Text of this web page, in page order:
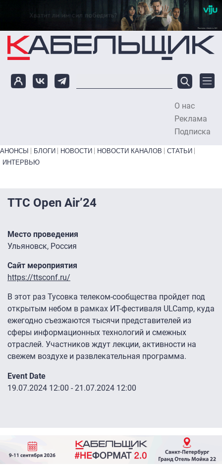
Перейти к основному содержанию
О нас
Реклама
Подписка
Primary links bottom
АНОНСЫ БЛОГИ НОВОСТИ НОВОСТИ КАНАЛОВ
СТАТЬИ
ИНТЕРВЬЮ
ТТС Open Air’24
Место проведения
Ульяновск, Россия
Сайт мероприятия
https://ttsconf.ru/
В этот раз Тусовка телеком-сообщества пройдет под
открытым небом в рамках ИТ-фестиваля ULCamp, куда
ежегодно съезжаются тысячи представителей из
сферы информационных технологий и смежных
отраслей. Участников ждут лекции, активности на
свежем воздухе и развлекательная программа.
Event Date
19.07.2024 12:00 - 21.07.2024 12:00